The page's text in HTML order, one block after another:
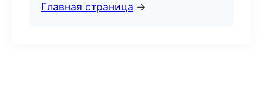
Главная страница →